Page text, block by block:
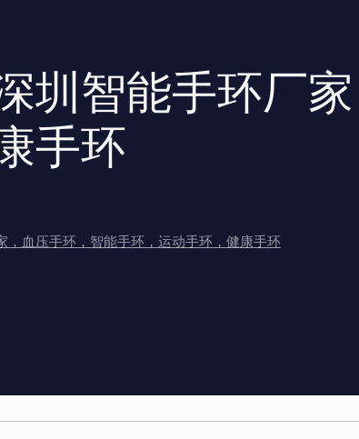
圳智能手环厂
手环
，血压手环，智能手环，运动手环，健康手环